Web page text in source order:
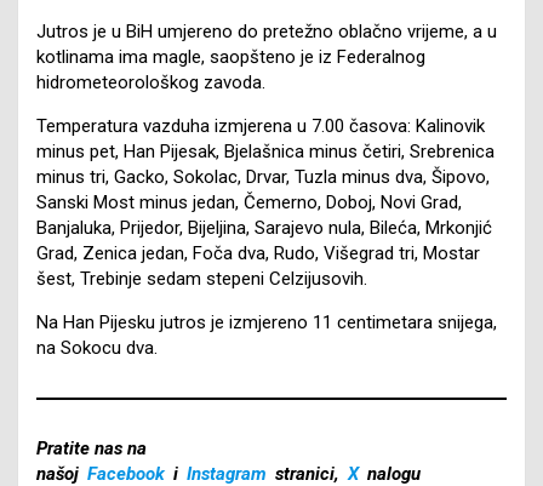
Jutros je u BiH umjereno do pretežno oblačno vrijeme, a u
kotlinama ima magle, saopšteno je iz Federalnog
hidrometeorološkog zavoda.
Temperatura vazduha izmjerena u 7.00 časova: Kalinovik
minus pet, Han Pijesak, Bjelašnica minus četiri, Srebrenica
minus tri, Gacko, Sokolac, Drvar, Tuzla minus dva, Šipovo,
Sanski Most minus jedan, Čemerno, Doboj, Novi Grad,
Banjaluka, Prijedor, Bijeljina, Sarajevo nula, Bileća, Mrkonjić
Grad, Zenica jedan, Foča dva, Rudo, Višegrad tri, Mostar
šest, Trebinje sedam stepeni Celzijusovih.
Na Han Pijesku jutros je izmjereno 11 centimetara snijega,
na Sokocu dva.
Pratite nas na
našoj Facebook i Instagram stranici, X nalogu